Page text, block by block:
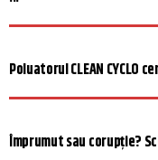
Poluatorul CLEAN CYCLO
Împrumut sau corupție?